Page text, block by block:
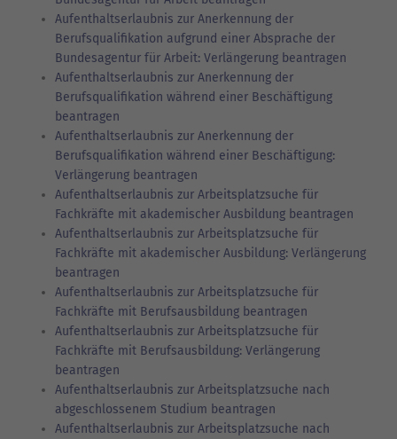
Aufenthaltserlaubnis zur Anerkennung der
Berufsqualifikation aufgrund einer Absprache der
Bundesagentur für Arbeit: Verlängerung beantragen
Aufenthaltserlaubnis zur Anerkennung der
Berufsqualifikation während einer Beschäftigung
beantragen
Aufenthaltserlaubnis zur Anerkennung der
Berufsqualifikation während einer Beschäftigung:
Verlängerung beantragen
Aufenthaltserlaubnis zur Arbeitsplatzsuche für
Fachkräfte mit akademischer Ausbildung beantragen
Aufenthaltserlaubnis zur Arbeitsplatzsuche für
Fachkräfte mit akademischer Ausbildung: Verlängerung
beantragen
Aufenthaltserlaubnis zur Arbeitsplatzsuche für
Fachkräfte mit Berufsausbildung beantragen
Aufenthaltserlaubnis zur Arbeitsplatzsuche für
Fachkräfte mit Berufsausbildung: Verlängerung
beantragen
Aufenthaltserlaubnis zur Arbeitsplatzsuche nach
abgeschlossenem Studium beantragen
Aufenthaltserlaubnis zur Arbeitsplatzsuche nach